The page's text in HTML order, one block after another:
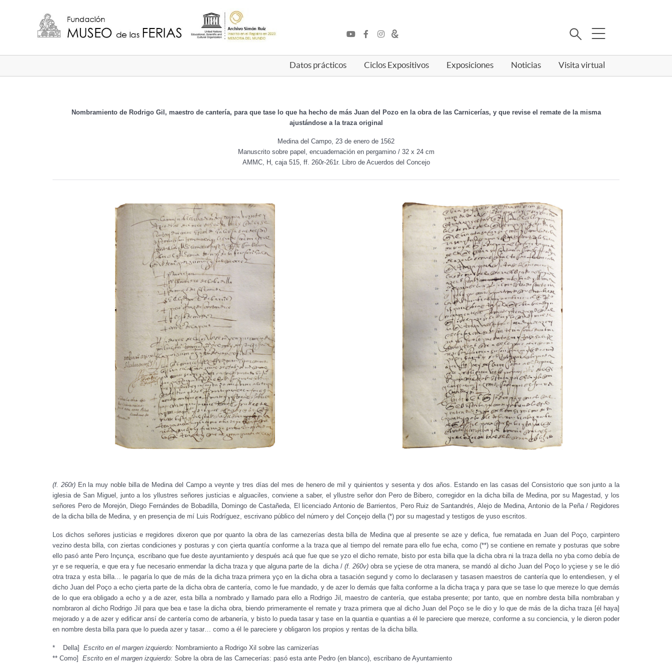
Buscar
Datos prácticos Ciclos Expositivos Exposiciones Noticias Visita virtual
Nombramiento de Rodrigo Gil, maestro de cantería, para que tase lo que ha hecho de más Juan del Pozo en la obra de las Carnicerías, y que revise el remate de la misma
ajustándose a la traza original
Medina del Campo, 23 de enero de 1562
Manuscrito sobre papel, encuadernación en pergamino / 32 x 24 cm
AMMC, H, caja 515, ff. 260r-261r. Libro de Acuerdos del Concejo
(f. 260r) En la muy noble billa de Medina del Campo a veynte y tres días del mes de henero de mil y quinientos y sesenta y dos años. Estando en las casas del Consistorio que son junto a la
iglesia de San Miguel, junto a los yllustres señores justicias e alguaciles, conviene a saber, el yllustre señor don Pero de Bibero, corregidor en la dicha billa de Medina, por su Magestad, y los
señores Pero de Morejón, Diego Fernándes de Bobadilla, Domingo de Castañeda, El licenciado Antonio de Barrientos, Pero Ruiz de Santandrés, Alejo de Medina, Antonio de la Peña / Regidores
de la dicha billa de Medina, y en presençia de mí Luis Rodríguez, escrivano público del número y del Conçejo della (*) por su magestad y testigos de yuso escritos.
Los dichos señores justicias e rregidores dixeron que por quanto la obra de las carnezerías desta billa de Medina que al presente se aze y defica, fue rematada en Juan del Poço, carpintero
vezino desta billa, con ziertas condiciones y posturas y con çierta quantía conforme a la traza que al tiempo del remate para ello fue echa, como (**) se contiene en remate y posturas que sobre
ello pasó ante Pero Inçunça, escribano que fue deste ayuntamiento y después acá que fue que se yzo el dicho remate, bisto por esta billa que la dicha obra ni la traza della no yba como debía de
yr e se requería, e que era y fue necesario enmendar la dicha traza y que alguna parte de la dicha /(f. 260v) obra se yçiese de otra manera, se mandó al dicho Juan del Poço lo yçiese y se le dió
otra traza y esta billa… le pagaría lo que de más de la dicha traza primera yço en la dicha obra a tasación segund y como lo declarasen y tasasen maestros de cantería que lo entendiesen, y el
dicho Juan del Poço a echo çierta parte de la dicha obra de cantería, como le fue mandado, y de azer lo demás que falta conforme a la dicha traça y para que se tase lo que mereze lo que demás
de lo que era obligado a echo y a de azer, esta billa a nombrado y llamado para ello a Rodrigo Jil, maestro de cantería, que estaba presente; por tanto, que en nombre desta billa nombraban y
nombraron al dicho Rodrigo Jil para que bea e tase la dicha obra, biendo primeramente el remate y traza primera que al dicho Juan del Poço se le dio y lo que de más de la dicha traza [él haya]
mejorado y a de azer y edificar ansí de cantería como de arbanería, y bisto lo pueda tasar y tase en la quantia e quantias a él le pareciere que mereze, conforme a su conciencia, y le dieron poder
en nombre desta billa para que lo pueda azer y tasar… como a él le pareciere y obligaron los propios y rentas de la dicha billa.
* Della] Escrito en el margen izquierdo: Nombramiento a Rodrigo Xil sobre las carnizerías
** Como] Escrito en el margen izquierdo: Sobre la obra de las Carnecerías: pasó esta ante Pedro (en blanco), escribano de Ayuntamiento